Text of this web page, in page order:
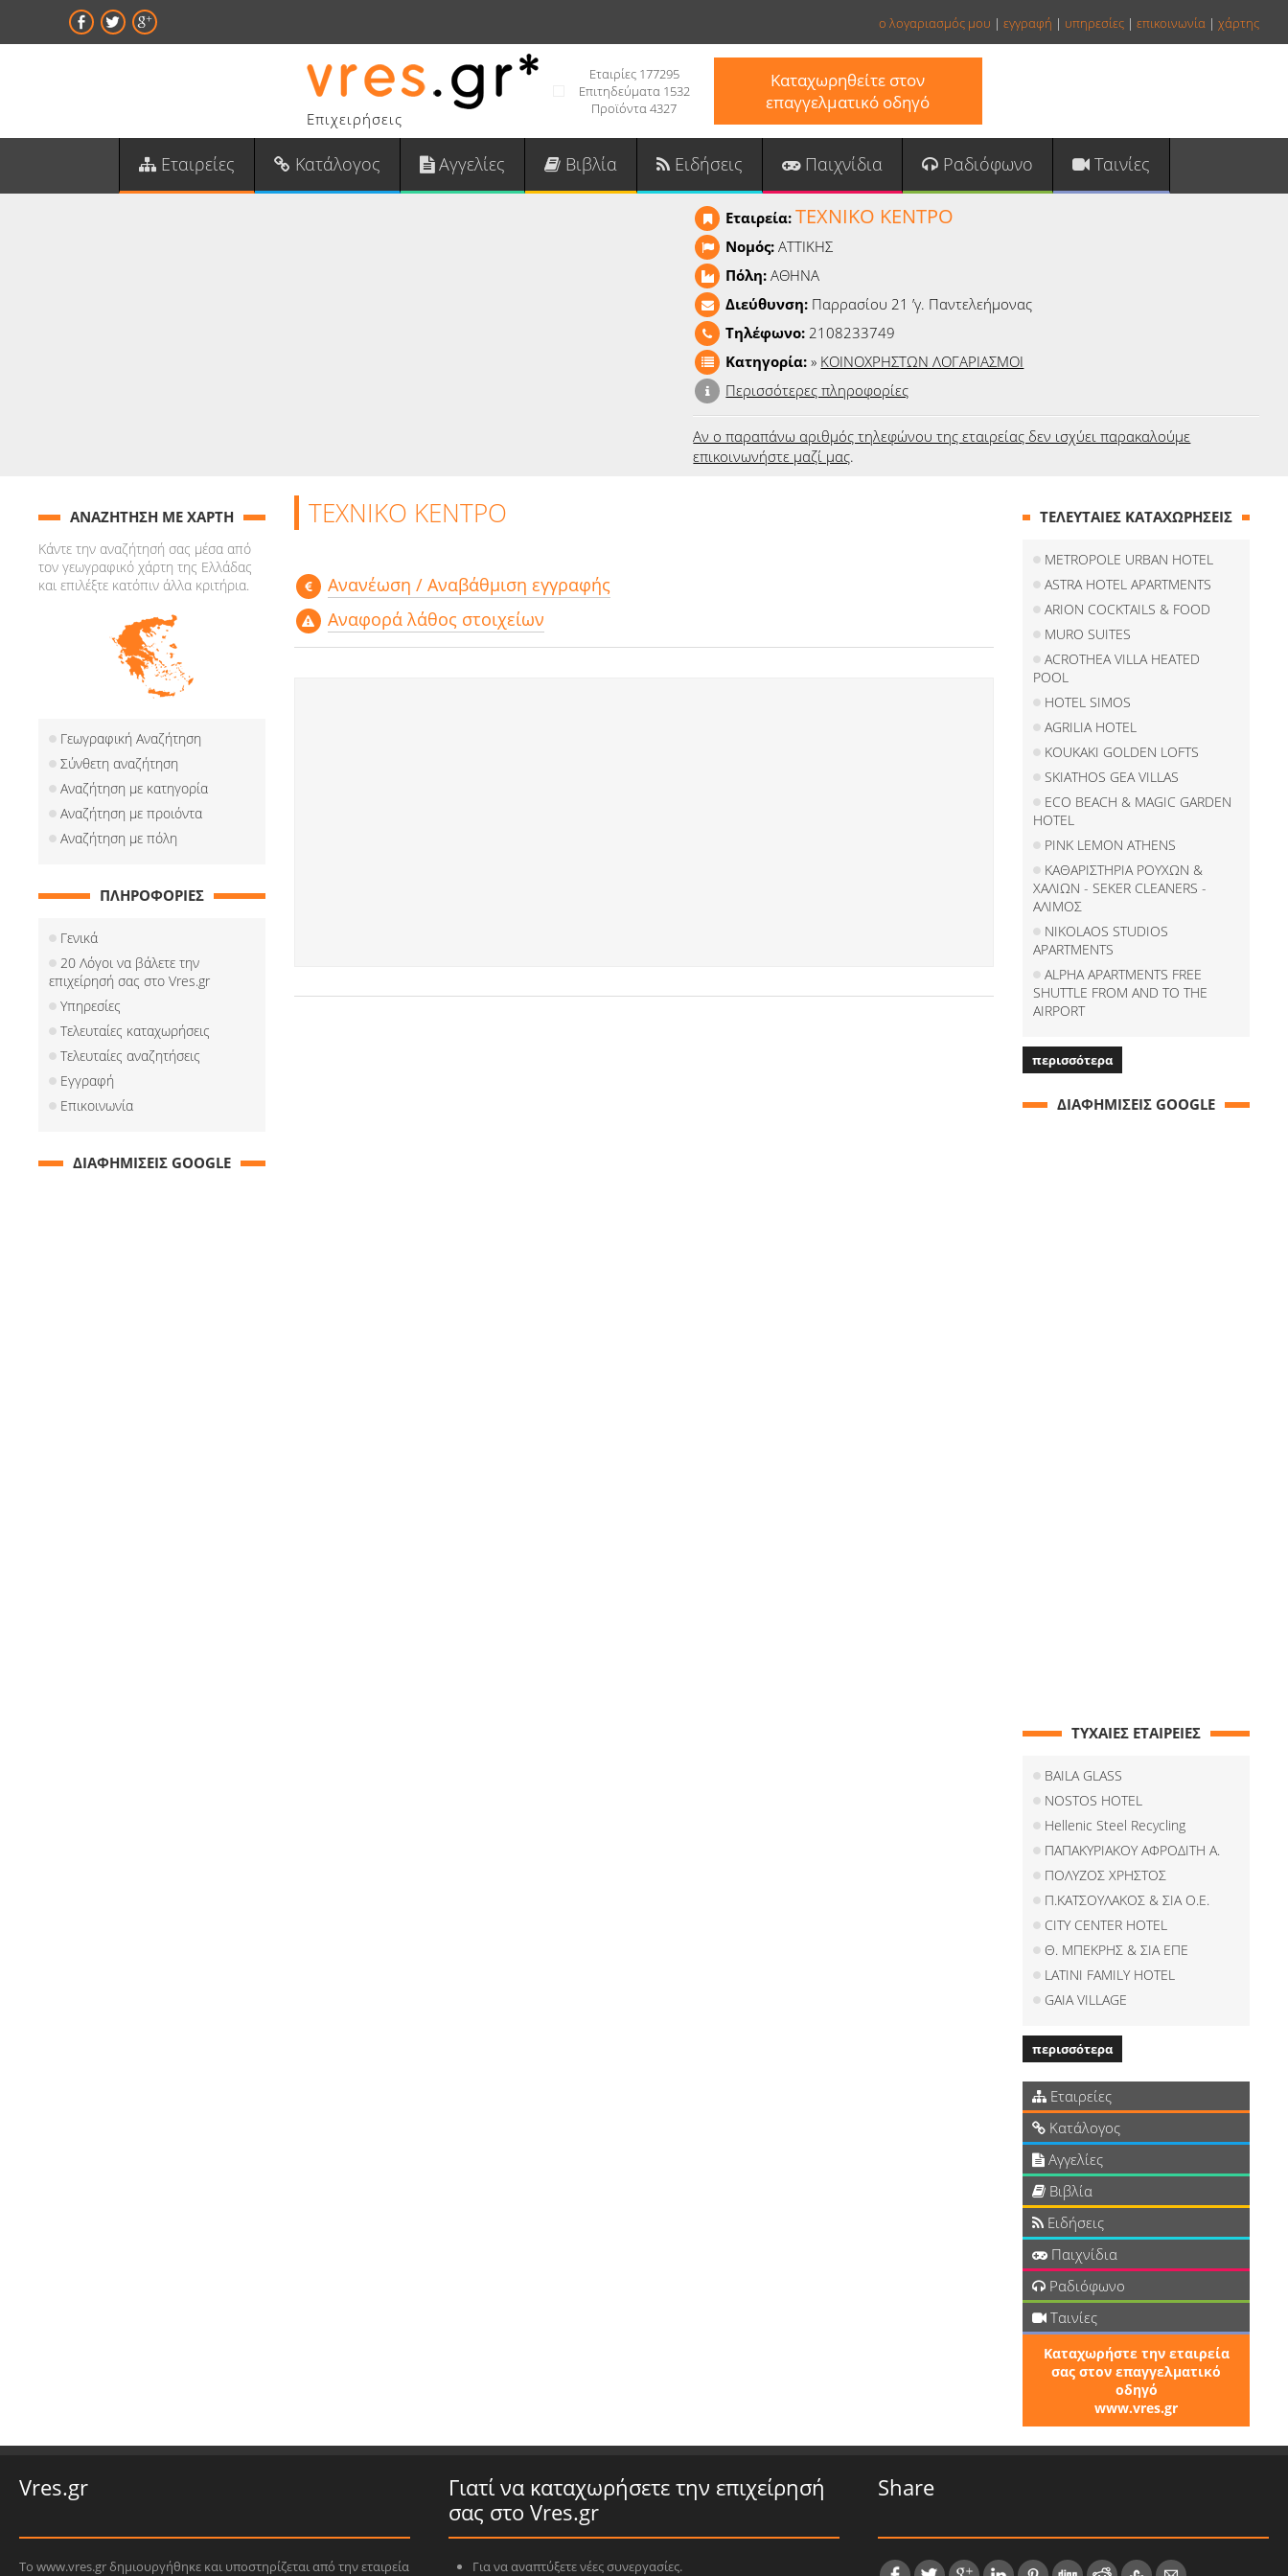
ο λογαριασμός μου | εγγραφή | υπηρεσίες | επικοινωνία | χάρτης
Επιχειρήσεις
Εταιρίες 177295
Επιτηδεύματα 1532
Προϊόντα 4327
Καταχωρηθείτε στον
επαγγελματικό οδηγό
Εταιρείες Κατάλογος Αγγελίες Βιβλία Ειδήσεις Παιχνίδια Ραδιόφωνο Ταινίες
Εταιρεία:ΤΕΧΝΙΚΟ ΚΕΝΤΡΟ
Νομός:ΑΤΤΙΚΗΣ
Πόλη:ΑΘΗΝΑ
Διεύθυνση: Παρρασίου 21 ʼγ. Παντελεήμονας
Τηλέφωνο:2108233749
Κατηγορία:» ΚΟΙΝΟΧΡΗΣΤΩΝ ΛΟΓΑΡΙΑΣΜΟΙ
Περισσότερες πληροφορίες
Αν ο παραπάνω αριθμός τηλεφώνου της εταιρείας δεν ισχύει παρακαλούμε
επικοινωνήστε μαζί μας.
ΤΕΧΝΙΚΟ ΚΕΝΤΡΟ
Aνανέωση / Αναβάθμιση εγγραφής
Αναφορά λάθος στοιχείων
ΑΝΑΖΗΤΗΣΗ ΜΕ ΧΑΡΤΗ
Κάντε την αναζήτησή σας μέσα από
τον γεωγραφικό χάρτη της Ελλάδας
και επιλέξτε κατόπιν άλλα κριτήρια.
Γεωγραφική Αναζήτηση
Σύνθετη αναζήτηση
Αναζήτηση με κατηγορία
Αναζήτηση με προιόντα
Αναζήτηση με πόλη
ΠΛΗΡΟΦΟΡΙΕΣ
Γενικά
20 Λόγοι να βάλετε την
επιχείρησή σας στο Vres.gr
Υπηρεσίες
Τελευταίες καταχωρήσεις
Τελευταίες αναζητήσεις
Εγγραφή
Επικοινωνία
ΔΙΑΦΗΜΙΣΕΙΣ GOOGLE
ΤΕΛΕΥΤΑΙΕΣ ΚΑΤΑΧΩΡΗΣΕΙΣ
METROPOLE URBAN HOTEL
ASTRA HOTEL APARTMENTS
ARION COCKTAILS & FOOD
MURO SUITES
ACROTHEA VILLA HEATED
POOL
HOTEL SIMOS
AGRILIA HOTEL
KOUKAKI GOLDEN LOFTS
SKIATHOS GEA VILLAS
ECO BEACH & MAGIC GARDEN
HOTEL
PINK LEMON ATHENS
ΚΑΘΑΡΙΣΤΗΡΙΑ ΡΟΥΧΩΝ &
ΧΑΛΙΩΝ - SEKER CLEANERS -
ΑΛΙΜΟΣ
NIKOLAOS STUDIOS
APARTMENTS
ALPHA APARTMENTS FREE
SHUTTLE FROM AND TO THE
AIRPORT
περισσότερα
ΔΙΑΦΗΜΙΣΕΙΣ GOOGLE
ΤΥΧΑΙΕΣ ΕΤΑΙΡΕΙΕΣ
BAILA GLASS
NOSTOS HOTEL
Hellenic Steel Recycling
ΠΑΠΑΚΥΡΙΑΚΟΥ ΑΦΡΟΔΙΤΗ Α.
ΠΟΛΥΖΟΣ ΧΡΗΣΤΟΣ
Π.ΚΑΤΣΟΥΛΑΚΟΣ & ΣΙΑ Ο.Ε.
CITY CENTER HOTEL
Θ. ΜΠΕΚΡΗΣ & ΣΙΑ ΕΠΕ
LATINI FAMILY HOTEL
GAIA VILLAGE
περισσότερα
Εταιρείες
Κατάλογος
Αγγελίες
Βιβλία
Ειδήσεις
Παιχνίδια
Ραδιόφωνο
Ταινίες
Καταχωρήστε την εταιρεία
σας στον επαγγελματικό
οδηγό
www.vres.gr
Vres.gr
Το www.vres.gr δημιουργήθηκε και υποστηρίζεται από την εταιρεία
Γιατί να καταχωρήσετε την επιχείρησή
σας στο Vres.gr
Για να αναπτύξετε νέες συνεργασίες.
Share